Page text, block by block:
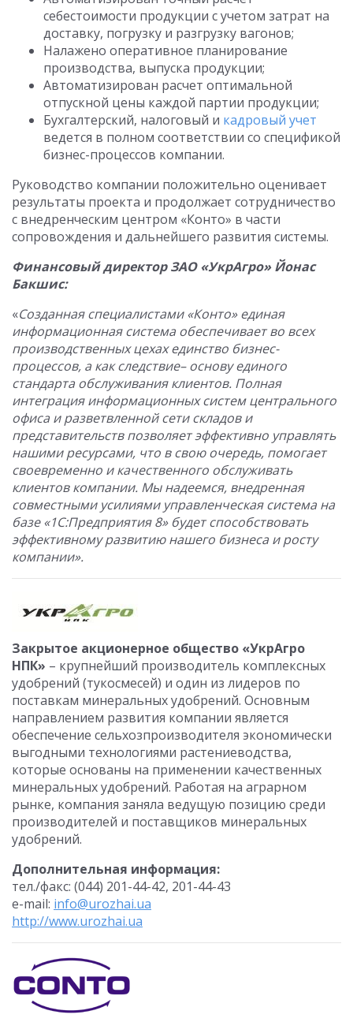
себестоимости продукции с учетом затрат на
доставку, погрузку и разгрузку вагонов;
Налажено оперативное планирование
производства, выпуска продукции;
Автоматизирован расчет оптимальной
отпускной цены каждой партии продукции;
Бухгалтерский, налоговый и кадровый учет
ведется в полном соответствии со спецификой
бизнес-процессов компании.
Руководство компании положительно оценивает
результаты проекта и продолжает сотрудничество
с внедренческим центром «Конто» в части
сопровождения и дальнейшего развития системы.
Финансовый директор ЗАО «УкрАгро» Йонас
Бакшис:
«Созданная специалистами «Конто» единая
информационная система обеспечивает во всех
производственных цехах единство бизнес-
процессов, а как следствие– основу единого
стандарта обслуживания клиентов. Полная
интеграция информационных систем центрального
офиса и разветвленной сети складов и
представительств позволяет эффективно управлять
нашими ресурсами, что в свою очередь, помогает
своевременно и качественного обслуживать
клиентов компании. Мы надеемся, внедренная
совместными усилиями управленческая система на
базе «1С:Предприятия 8» будет способствовать
эффективному развитию нашего бизнеса и росту
компании».
Закрытое акционерное общество «УкрАгро
НПК» – крупнейший производитель комплексных
удобрений (тукосмесей) и один из лидеров по
поставкам минеральных удобрений. Основным
направлением развития компании является
обеспечение сельхозпроизводителя экономически
выгодными технологиями растениеводства,
которые основаны на применении качественных
минеральных удобрений. Работая на аграрном
рынке, компания заняла ведущую позицию среди
производителей и поставщиков минеральных
удобрений.
Дополнительная информация:
тел./факс: (044) 201-44-42, 201-44-43
e-mail: info@urozhai.ua
http://www.urozhai.ua